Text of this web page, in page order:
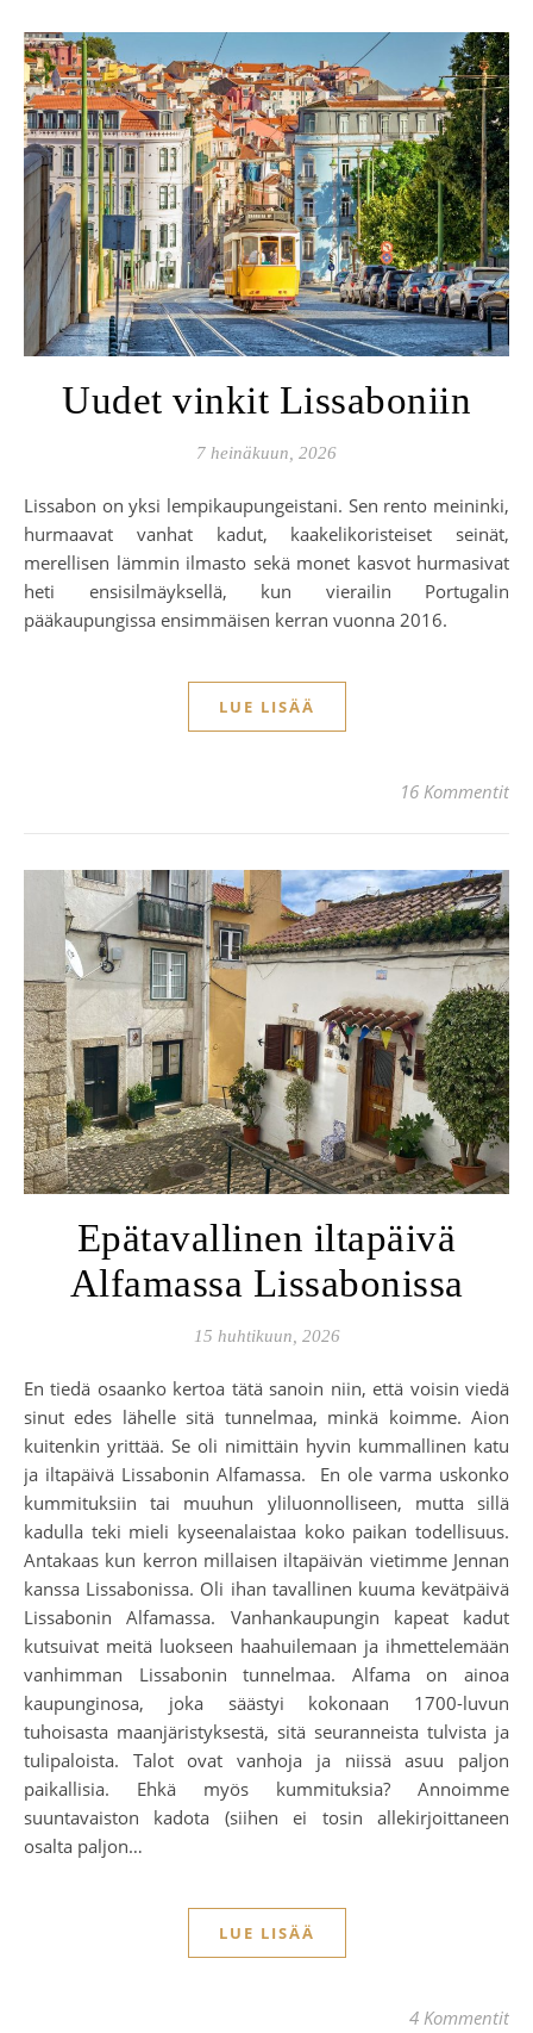
Uudet vinkit Lissaboniin
7 heinäkuun, 2026
Lissabon on yksi lempikaupungeistani. Sen rento meininki,
hurmaavat vanhat kadut, kaakelikoristeiset seinät,
merellisen lämmin ilmasto sekä monet kasvot hurmasivat
heti ensisilmäyksellä, kun vierailin Portugalin
pääkaupungissa ensimmäisen kerran vuonna 2016.
LUE LISÄÄ
16 Kommentit
Epätavallinen iltapäivä
Alfamassa Lissabonissa
15 huhtikuun, 2026
En tiedä osaanko kertoa tätä sanoin niin, että voisin viedä
sinut edes lähelle sitä tunnelmaa, minkä koimme. Aion
kuitenkin yrittää. Se oli nimittäin hyvin kummallinen katu
ja iltapäivä Lissabonin Alfamassa. En ole varma uskonko
kummituksiin tai muuhun yliluonnolliseen, mutta sillä
kadulla teki mieli kyseenalaistaa koko paikan todellisuus.
Antakaas kun kerron millaisen iltapäivän vietimme Jennan
kanssa Lissabonissa. Oli ihan tavallinen kuuma kevätpäivä
Lissabonin Alfamassa. Vanhankaupungin kapeat kadut
kutsuivat meitä luokseen haahuilemaan ja ihmettelemään
vanhimman Lissabonin tunnelmaa. Alfama on ainoa
kaupunginosa, joka säästyi kokonaan 1700-luvun
tuhoisasta maanjäristyksestä, sitä seuranneista tulvista ja
tulipaloista. Talot ovat vanhoja ja niissä asuu paljon
paikallisia. Ehkä myös kummituksia? Annoimme
suuntavaiston kadota (siihen ei tosin allekirjoittaneen
osalta paljon…
LUE LISÄÄ
4 Kommentit